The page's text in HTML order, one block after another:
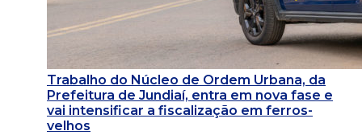
Trabalho do Núcleo de Ordem Urbana, da
Prefeitura de Jundiaí, entra em nova fase e
vai intensificar a fiscalização em ferros-
velhos